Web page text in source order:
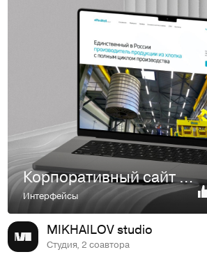
Корпоративный сайт для группы компаний «Медителл»
Интерфейсы
MIKHAILOV studio
Студия, 2 соавтора